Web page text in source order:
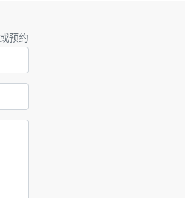
预约